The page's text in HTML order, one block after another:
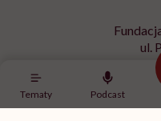
Tematy Podcast
ul.
02-
NIP